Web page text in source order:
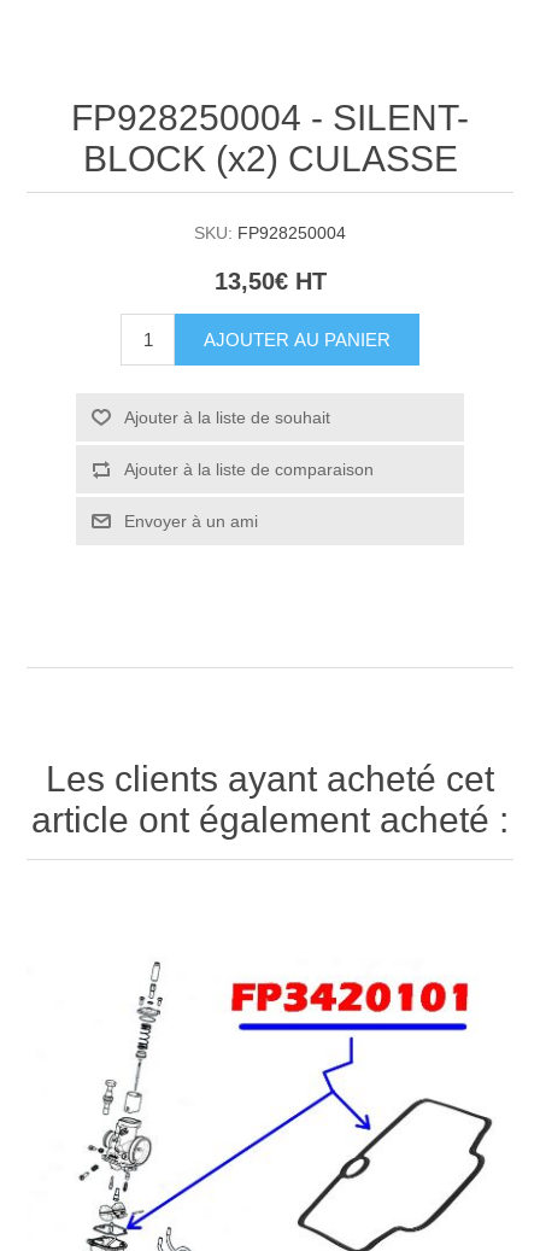
FP928250004 - SILENT-
BLOCK (x2) CULASSE
SKU: FP928250004
13,50€ HT
AJOUTER AU PANIER
Ajouter à la liste de souhait
Ajouter à la liste de comparaison
Envoyer à un ami
Les clients ayant acheté cet
article ont également acheté :